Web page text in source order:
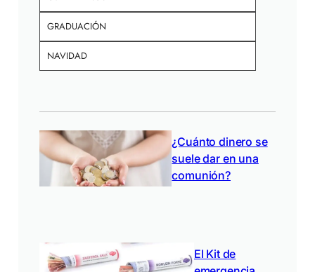
GRADUACIÓN
NAVIDAD
¿Cuánto dinero se
suele dar en una
comunión?
El Kit de